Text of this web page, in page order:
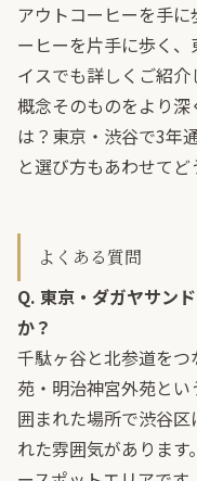
アウトコーヒーを手
ーヒーを片手に歩く
イスでも詳しくご紹介
概念そのものをより
は？東京・渋谷で3年
と選び方もあわせてど
よくある質問
Q. 東京・ダガヤサン
か？
千駄ヶ谷と北参道を
苑・明治神宮外苑と
囲まれた場所で渋谷
れた雰囲気がありま